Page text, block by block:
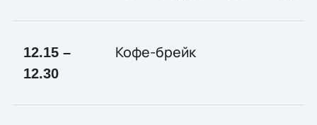
12.15 –
12.30
Кофе-брейк